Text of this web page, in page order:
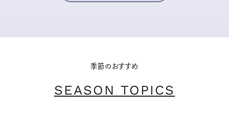
季節のおすすめ
SEASON TOPICS